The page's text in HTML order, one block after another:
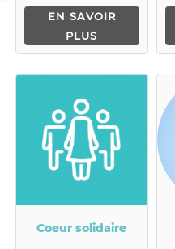
EN SAVOIR
PLUS
Coeur solidaire